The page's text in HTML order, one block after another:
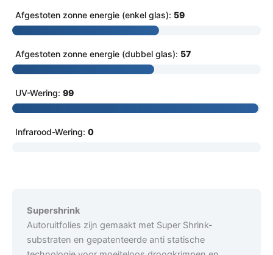
Afgestoten zonne energie (enkel glas): 59
Afgestoten zonne energie (dubbel glas): 57
UV-Wering: 99
Infrarood-Wering: 0
Supershrink
Autoruitfolies zijn gemaakt met Super Shrink-
substraten en gepatenteerde anti statische